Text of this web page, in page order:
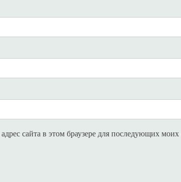
сайта в этом браузере для последующих моих